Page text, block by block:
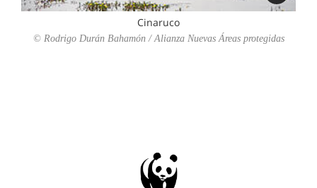
Cinaruco
© Rodrigo Durán Bahamón / Alianza Nuevas Áreas protegidas